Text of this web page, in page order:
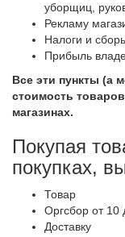
уборщиц,
Рекламу
Налоги и
Прибыль
Все эти пункты (а
стоимость
магазинах.
Покупая
покупках,
Товар
Оргсбор от 10
Доставку